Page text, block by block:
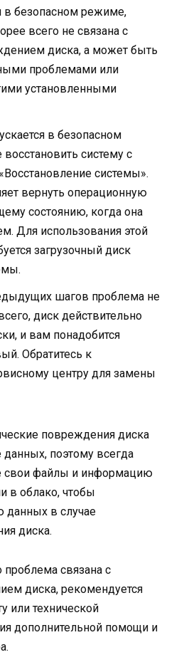
в безопасном режиме,
всего не связана с
диска, а может быть
проблемами или
установленными
в безопасном
систему с
системы».
вернуть операционную
состоянию, когда она
Для использования этой
загрузочный диск
шагов проблема не
диск действительно
и вам понадобится
Обратитесь к
центру для замены
повреждения диска
данных, поэтому всегда
свои файлы и информацию
в облако, чтобы
данных в случае
диска.
связана с
диска, рекомендуется
или технической
дополнительной помощи и